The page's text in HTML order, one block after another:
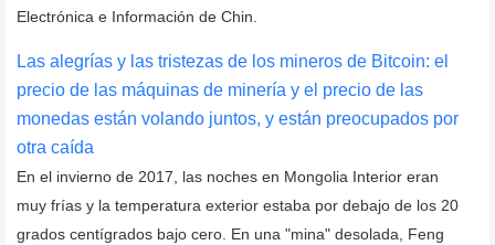
Electrónica e Información de Chin.
Las alegrías y las tristezas de los mineros de Bitcoin: el
precio de las máquinas de minería y el precio de las
monedas están volando juntos, y están preocupados por
otra caída
En el invierno de 2017, las noches en Mongolia Interior eran
muy frías y la temperatura exterior estaba por debajo de los 20
grados centígrados bajo cero. En una "mina" desolada, Feng